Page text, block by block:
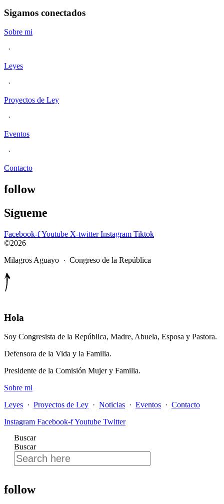
Sigamos conectados
Sobre mi
·
Leyes
·
Proyectos de Ley
·
Eventos
·
Contacto
follow
Sígueme
Facebook-fYoutube X-twitter Instagram Tiktok
©2026
Milagros Aguayo · Congreso de la República
Hola
Soy Congresista de la República, Madre, Abuela, Esposa y Pastora.
Defensora de la Vida y la Familia.
Presidente de la Comisión Mujer y Familia.
Sobre mi
Leyes · Proyectos de Ley · Noticias · Eventos · Contacto
Instagram Facebook-fYoutube Twitter
Buscar
Buscar
follow